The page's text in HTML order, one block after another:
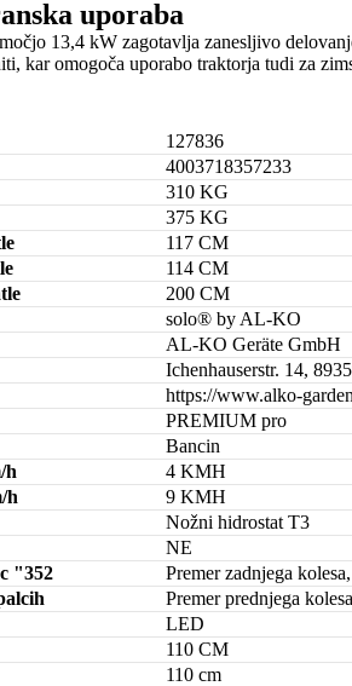
uporaba
13,4 kW zagotavlja zanesljivo
kar omogoča uporabo traktorja tudi za
127836
4003718357233
310 KG
375 KG
117 CM
114 CM
200 CM
solo® by AL-KO
AL-KO Geräte GmbH
Ichenhauserstr. 14,
https://www.alko-
PREMIUM pro
Bancin
h
4 KMH
h
9 KMH
Nožni hidrostat T3
NE
"352
Premer zadnjega
Premer prednjega
LED
110 CM
110 cm